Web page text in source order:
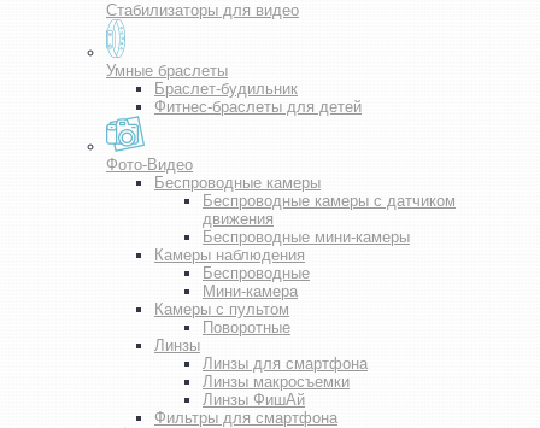
Стабилизаторы для видео
Умные браслеты
Браслет-будильник
Фитнес-браслеты для детей
Фото-Видео
Беспроводные камеры
Беспроводные камеры с датчиком
движения
Беспроводные мини-камеры
Камеры наблюдения
Беспроводные
Мини-камера
Камеры с пультом
Поворотные
Линзы
Линзы для смартфона
Линзы макросъемки
Линзы ФишАй
Фильтры для смартфона